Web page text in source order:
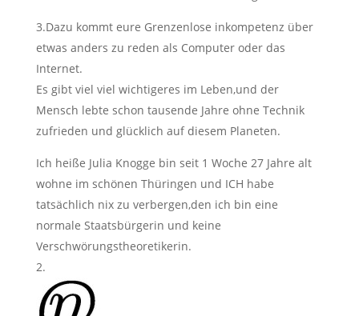
3.Dazu kommt eure Grenzenlose inkompetenz über
etwas anders zu reden als Computer oder das
Internet.
Es gibt viel viel wichtigeres im Leben,und der
Mensch lebte schon tausende Jahre ohne Technik
zufrieden und glücklich auf diesem Planeten.
Ich heiße Julia Knogge bin seit 1 Woche 27 Jahre alt
wohne im schönen Thüringen und ICH habe
tatsächlich nix zu verbergen,den ich bin eine
normale Staatsbürgerin und keine
Verschwörungstheoretikerin.